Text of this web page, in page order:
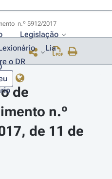
Legislação
Lia
o DR
de
n.º
de 11 de